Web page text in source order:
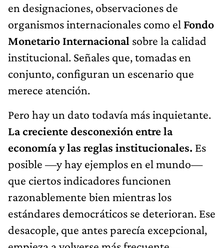
en designaciones, observaciones de
organismos internacionales como el Fondo
Monetario Internacional sobre la calidad
institucional. Señales que, tomadas en
conjunto, configuran un escenario que
merece atención.
Pero hay un dato todavía más inquietante.
La creciente desconexión entre la
economía y las reglas institucionales. Es
posible —y hay ejemplos en el mundo—
que ciertos indicadores funcionen
razonablemente bien mientras los
estándares democráticos se deterioran. Ese
desacople, que antes parecía excepcional,